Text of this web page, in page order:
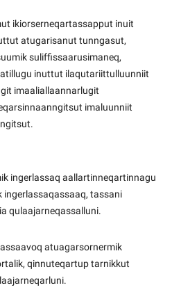
ikiorserneqartassapput inuit
atugarisanut tunngasut,
suliffissaarusimaneq,
inuttut ilaqutariittulluunniit
imaaliallaannarlugit
imaluunniit
ingerlassaq aallartinneqartinnagu
tassani
qulaajarneqassalluni.
atuagarsornermik
qinnuteqartup tarnikkut